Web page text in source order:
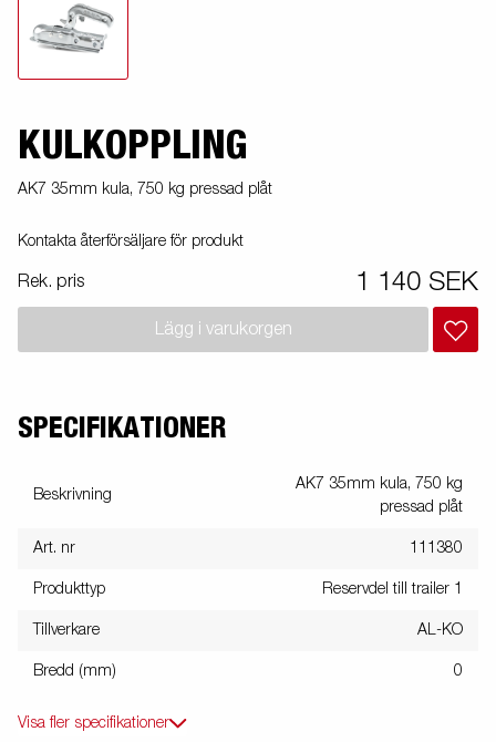
KULKOPPLING
AK7 35mm kula, 750 kg pressad plåt
Kontakta återförsäljare för produkt
Rek. pris 1 140 SEK
Lägg i varukorgen
SPECIFIKATIONER
Beskrivning
AK7 35mm kula, 750 kg
pressad plåt
Art. nr 111380
Produkttyp Reservdel till trailer 1
Tillverkare AL-KO
Bredd (mm) 0
Visa fler specifikationer